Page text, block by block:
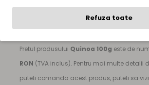
din oferta de produse a magazinului
produse naturiste - StefMar Store, din
Pretul produsului Quinoa 100g este de
RON (TVA inclus). Pentru mai multe detalii
puteti comanda acest produs, puteti sa
Refuza toate